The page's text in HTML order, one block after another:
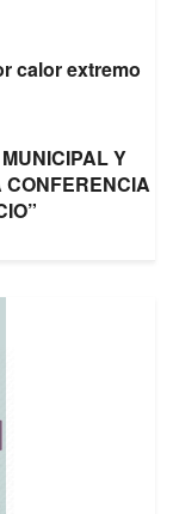
calor extremo
Y
CONFERENCIA